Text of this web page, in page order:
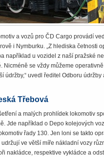
a vozů pro ČD Cargo provádí
i Nymburku. „Z hlediska četnosti
například u vozidel z naší pražské
Nicméně se vždy můžeme
údržby,“ uvedl ředitel Odboru
Třebová
a malých prohlídek lokomotiv
Jde například o Depo kolejových
řady 130. Jen loni se takto
ve větší míře nákladní vozy
nakládce, respektive vykládce a